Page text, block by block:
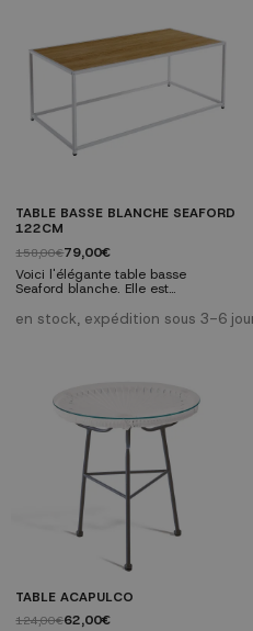
TABLE BASSE BLANCHE SEAFORD
122CM
158,00€79,00€
Voici l'élégante table basse
Seaford blanche. Elle est
métal avec une finition blanche et
d'un plateau en MDF recouvert de
pièce est idéale pour créer une
atmosphère chaleureuse dans
votre maison. Achetez-la et profitez
de son charme...
en stock, expédition sous 3-6
TABLE ACAPULCO
124,00€62,00€